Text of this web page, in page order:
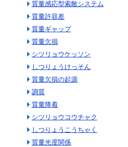
質量感応型索敵システム
質量許容差
質量ギャップ
質量欠損
シツリョウケッソン
しつりょうけっそん
質量欠損の起源
調質
質量降着
シツリョウコウチャク
しつりょうこうちゃく
質量光度関係